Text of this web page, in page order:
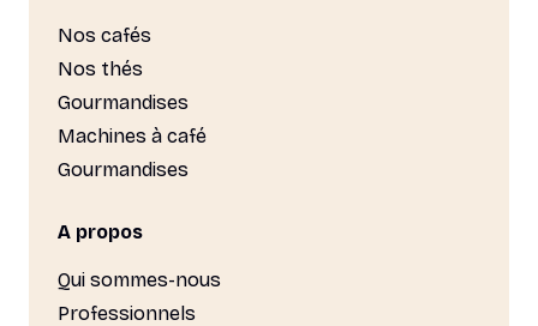
Nos cafés
Nos thés
Gourmandises
Machines à café
Gourmandises
A propos
Qui sommes-nous
Professionnels